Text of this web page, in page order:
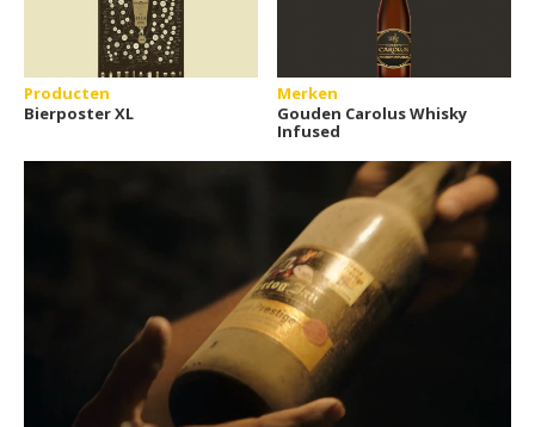
Producten
Bierposter XL
Merken
Gouden Carolus Whisky
Infused